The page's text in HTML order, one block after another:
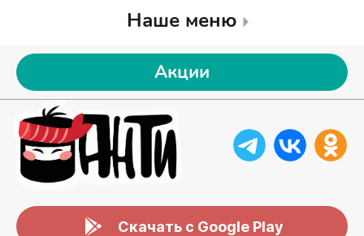
Наше меню
Акции
Скачать с Google Play